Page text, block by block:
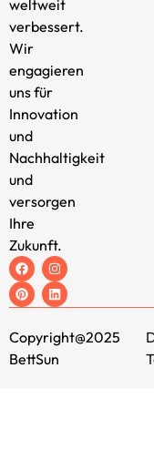
weltweit
verbessert.
Wir
engagieren
uns für
Innovation
und
Nachhaltigkeit
und
versorgen
Ihre
Zukunft.
Copyright@2025
BettSun